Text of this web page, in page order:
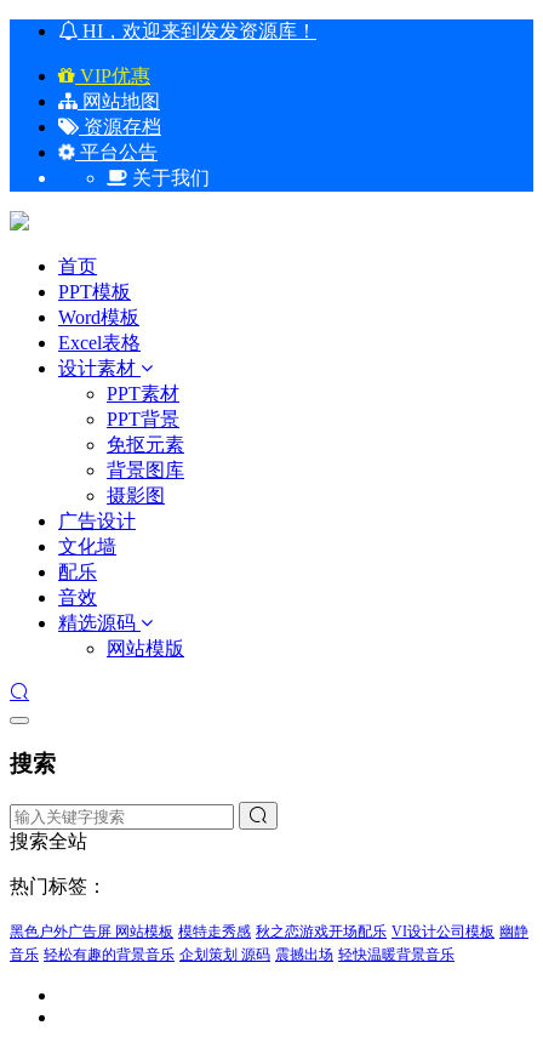
HI，欢迎来到发发资源库！
VIP优惠
网站地图
资源存档
平台公告
关于我们
首页
PPT模板
Word模板
Excel表格
设计素材
PPT素材
PPT背景
免抠元素
背景图库
摄影图
广告设计
文化墙
配乐
音效
精选源码
网站模版
搜索
搜索全站
热门标签：
黑色户外广告屏 网站模板 模特走秀感 秋之恋游戏开场配乐 VI设计公司模板 幽静
音乐 轻松有趣的背景音乐 企划策划 源码 震撼出场 轻快温暖背景音乐